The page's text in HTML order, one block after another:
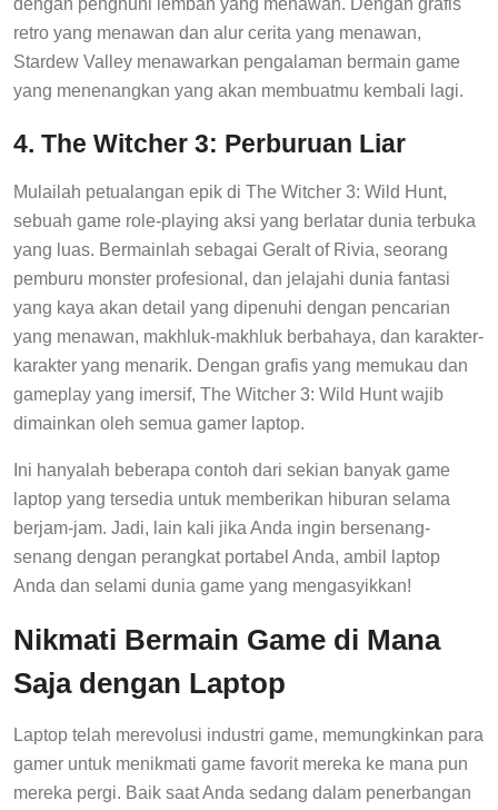
dengan penghuni lembah yang menawan. Dengan grafis
retro yang menawan dan alur cerita yang menawan,
Stardew Valley menawarkan pengalaman bermain game
yang menenangkan yang akan membuatmu kembali lagi.
4. The Witcher 3: Perburuan Liar
Mulailah petualangan epik di The Witcher 3: Wild Hunt,
sebuah game role-playing aksi yang berlatar dunia terbuka
yang luas. Bermainlah sebagai Geralt of Rivia, seorang
pemburu monster profesional, dan jelajahi dunia fantasi
yang kaya akan detail yang dipenuhi dengan pencarian
yang menawan, makhluk-makhluk berbahaya, dan karakter-
karakter yang menarik. Dengan grafis yang memukau dan
gameplay yang imersif, The Witcher 3: Wild Hunt wajib
dimainkan oleh semua gamer laptop.
Ini hanyalah beberapa contoh dari sekian banyak game
laptop yang tersedia untuk memberikan hiburan selama
berjam-jam. Jadi, lain kali jika Anda ingin bersenang-
senang dengan perangkat portabel Anda, ambil laptop
Anda dan selami dunia game yang mengasyikkan!
Nikmati Bermain Game di Mana
Saja dengan Laptop
Laptop telah merevolusi industri game, memungkinkan para
gamer untuk menikmati game favorit mereka ke mana pun
mereka pergi. Baik saat Anda sedang dalam penerbangan